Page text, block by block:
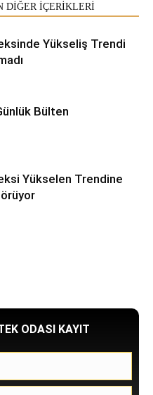
DİĞER İÇERİKLERİ
Yükseliş Trendi
Bülten
Yükselen Trendine
ODASI KAYIT